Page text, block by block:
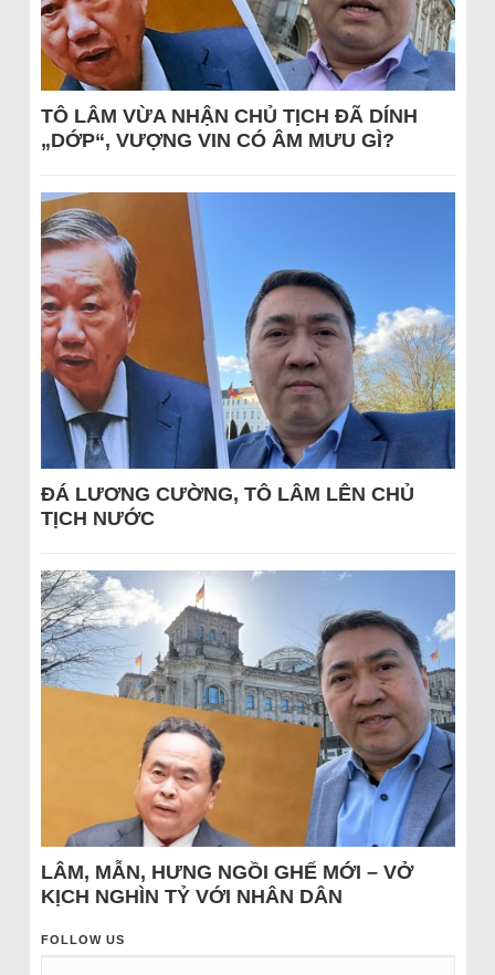
TÔ LÂM VỪA NHẬN CHỦ TỊCH ĐÃ DÍNH
„DỚP“, VƯỢNG VIN CÓ ÂM MƯU GÌ?
ĐÁ LƯƠNG CƯỜNG, TÔ LÂM LÊN CHỦ
TỊCH NƯỚC
LÂM, MẪN, HƯNG NGỒI GHẾ MỚI – VỞ
KỊCH NGHÌN TỶ VỚI NHÂN DÂN
FOLLOW US